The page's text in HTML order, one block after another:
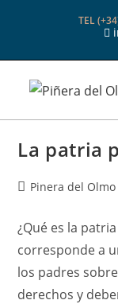
TEL
La patria
Autor
la
entrada:
Pinera del Olmo
¿Qué es la
corresponde a
los padres
derechos y